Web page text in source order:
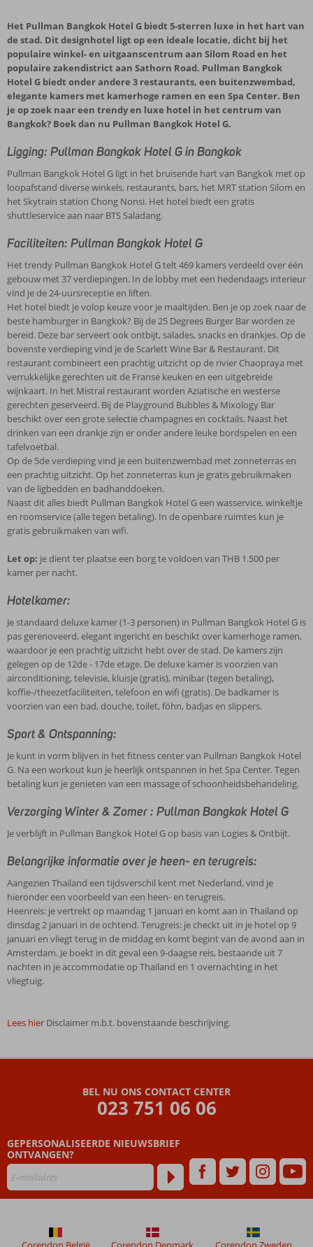
Het Pullman Bangkok Hotel G biedt 5-sterren luxe in het hart van
de stad. Dit designhotel ligt op een ideale locatie, dicht bij het
populaire winkel- en uitgaanscentrum aan Silom Road en het
populaire zakendistrict aan Sathorn Road. Pullman Bangkok
Hotel G biedt onder andere 3 restaurants, een buitenzwembad,
elegante kamers met kamerhoge ramen en een Spa Center. Ben
je op zoek naar een trendy en luxe hotel in het centrum van
Bangkok? Boek dan nu Pullman Bangkok Hotel G.
Ligging: Pullman Bangkok Hotel G in Bangkok
Pullman Bangkok Hotel G ligt in het bruisende hart van Bangkok met op
loopafstand diverse winkels, restaurants, bars, het MRT station Silom en
het Skytrain station Chong Nonsi. Het hotel biedt een gratis
shuttleservice aan naar BTS Saladang.
Faciliteiten: Pullman Bangkok Hotel G
Het trendy Pullman Bangkok Hotel G telt 469 kamers verdeeld over één
gebouw met 37 verdiepingen. In de lobby met een hedendaags interieur
vind je de 24-uursreceptie en liften.
Het hotel biedt je volop keuze voor je maaltijden. Ben je op zoek naar de
beste hamburger in Bangkok? Bij de 25 Degrees Burger Bar worden ze
bereid. Deze bar serveert ook ontbijt, salades, snacks en drankjes. Op de
bovenste verdieping vind je de Scarlett Wine Bar & Restaurant. Dit
restaurant combineert een prachtig uitzicht op de rivier Chaopraya met
verrukkelijke gerechten uit de Franse keuken en een uitgebreide
wijnkaart. In het Mistral restaurant worden Aziatische en westerse
gerechten geserveerd. Bij de Playground Bubbles & Mixology Bar
beschikt over een grote selectie champagnes en cocktails. Naast het
drinken van een drankje zijn er onder andere leuke bordspelen en een
tafelvoetbal.
Op de 5de verdieping vind je een buitenzwembad met zonneterras en
een prachtig uitzicht. Op het zonneterras kun je gratis gebruikmaken
van de ligbedden en badhanddoeken.
Naast dit alles biedt Pullman Bangkok Hotel G een wasservice, winkeltje
en roomservice (alle tegen betaling). In de openbare ruimtes kun je
gratis gebruikmaken van wifi.
Let op: je dient ter plaatse een borg te voldoen van THB 1.500 per
kamer per nacht.
Hotelkamer:
Je standaard deluxe kamer (1-3 personen) in Pullman Bangkok Hotel G is
pas gerenoveerd, elegant ingericht en beschikt over kamerhoge ramen,
waardoor je een prachtig uitzicht hebt over de stad. De kamers zijn
gelegen op de 12de - 17de etage. De deluxe kamer is voorzien van
airconditioning, televisie, kluisje (gratis), minibar (tegen betaling),
koffie-/theezetfaciliteiten, telefoon en wifi (gratis). De badkamer is
voorzien van een bad, douche, toilet, föhn, badjas en slippers.
Sport & Ontspanning:
Je kunt in vorm blijven in het fitness center van Pullman Bangkok Hotel
G. Na een workout kun je heerlijk ontspannen in het Spa Center. Tegen
betaling kun je genieten van een massage of schoonheidsbehandeling.
Verzorging Winter & Zomer : Pullman Bangkok Hotel G
Je verblijft in Pullman Bangkok Hotel G op basis van Logies & Ontbijt.
Belangrijke informatie over je heen- en terugreis:
Aangezien Thailand een tijdsverschil kent met Nederland, vind je
hieronder een voorbeeld van een heen- en terugreis.
Heenreis: je vertrekt op maandag 1 januari en komt aan in Thailand op
dinsdag 2 januari in de ochtend. Terugreis: je checkt uit in je hotel op 9
januari en vliegt terug in de middag en komt begint van de avond aan in
Amsterdam. Je boekt in dit geval een 9-daagse reis, bestaande uit 7
nachten in je accommodatie op Thailand en 1 overnachting in het
vliegtuig.
Lees hier Disclaimer m.b.t. bovenstaande beschrijving.
na
hun
verblijf
in
BEL NU ONS CONTACT CENTER
023 751 06 06
GEPERSONALISEERDE NIEUWSBRIEF
ONTVANGEN?